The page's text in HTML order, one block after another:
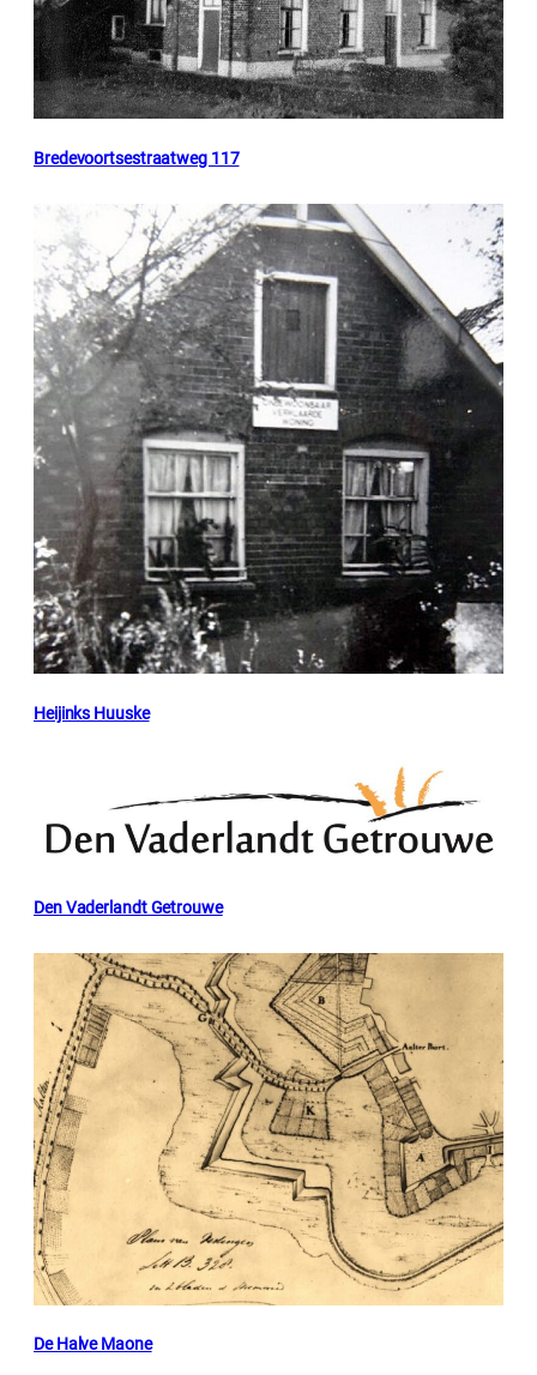
Bredevoortsestraatweg 117
Heijinks Huuske
Den Vaderlandt Getrouwe
De Halve Maone